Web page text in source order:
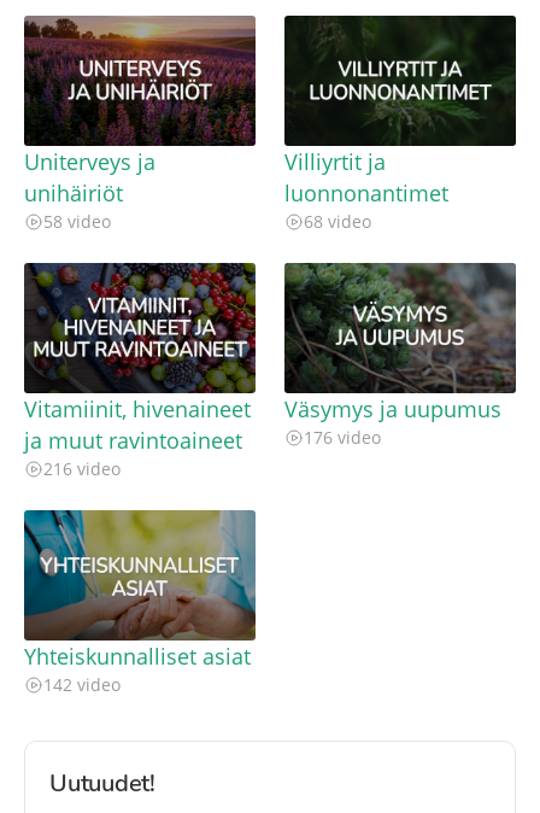
Uniterveys ja
unihäiriöt
58 video
Villiyrtit ja
luonnonantimet
68 video
Vitamiinit, hivenaineet
ja muut ravintoaineet
216 video
Väsymys ja uupumus
176 video
Yhteiskunnalliset asiat
142 video
Uutuudet!